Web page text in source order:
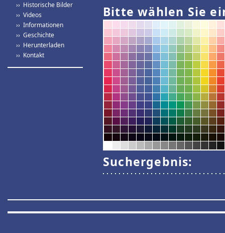
›› Historische Bilder
›› Videos
›› Informationen
›› Geschichte
›› Herunterladen
›› Kontakt
Bitte wählen Sie
Suchergebnis: